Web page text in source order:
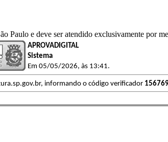
Paulo e deve ser atendido exclusivamente por
APROVADIGITAL
Sistema
Em 05/05/2026, às 13:41.
informando o código verificador